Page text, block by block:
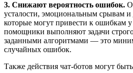
3. Снижают вероятность ошибок.
усталости, эмоциональным срывам
которые могут привести к ошибкам
помощники выполняют задачи
заданными алгоритмами — это
случайных ошибок.
Также действия чат-ботов могут